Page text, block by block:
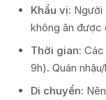
Khẩu vị: Người
không ăn được
Thời gian:
9h). Quán
Di chuyển: